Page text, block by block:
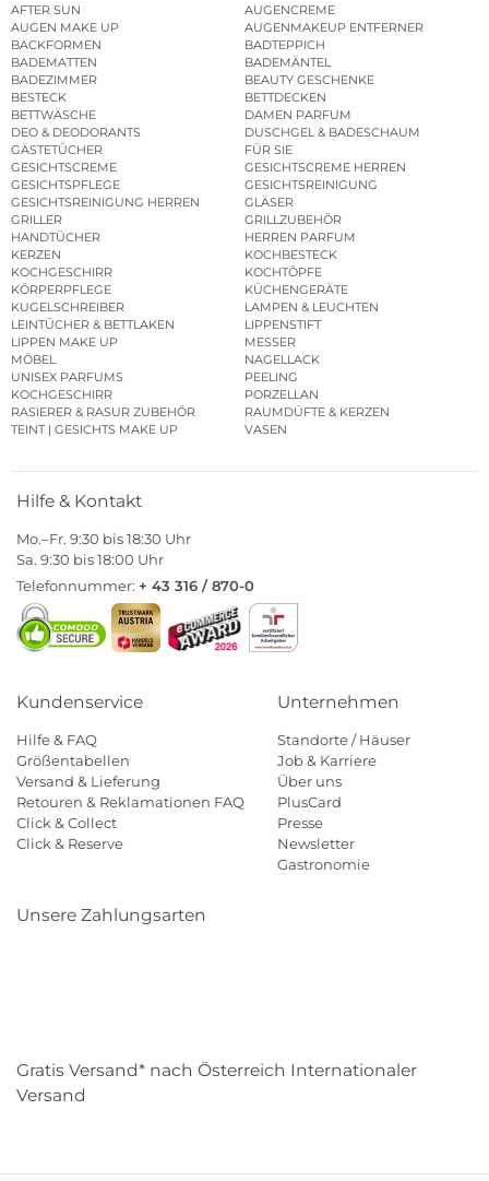
AFTER SUN
AUGENCREME
AUGEN MAKE UP
AUGENMAKEUP ENTFERNER
BACKFORMEN
BADTEPPICH
BADEMATTEN
BADEMÄNTEL
BADEZIMMER
BEAUTY GESCHENKE
BESTECK
BETTDECKEN
BETTWÄSCHE
DAMEN PARFUM
DEO & DEODORANTS
DUSCHGEL & BADESCHAUM
GÄSTETÜCHER
FÜR SIE
GESICHTSCREME
GESICHTSCREME HERREN
GESICHTSPFLEGE
GESICHTSREINIGUNG
GESICHTSREINIGUNG HERREN
GLÄSER
GRILLER
GRILLZUBEHÖR
HANDTÜCHER
HERREN PARFUM
KERZEN
KOCHBESTECK
KOCHGESCHIRR
KOCHTÖPFE
KÖRPERPFLEGE
KÜCHENGERÄTE
KUGELSCHREIBER
LAMPEN & LEUCHTEN
LEINTÜCHER & BETTLAKEN
LIPPENSTIFT
LIPPEN MAKE UP
MESSER
MÖBEL
NAGELLACK
UNISEX PARFUMS
PEELING
KOCHGESCHIRR
PORZELLAN
RASIERER & RASUR ZUBEHÖR
RAUMDÜFTE & KERZEN
TEINT | GESICHTS MAKE UP
VASEN
Hilfe & Kontakt
Mo.–Fr. 9:30 bis 18:30 Uhr
Sa. 9:30 bis 18:00 Uhr
Telefonnummer: + 43 316 / 870-0
Kundenservice
Hilfe & FAQ
Größentabellen
Versand & Lieferung
Retouren & Reklamationen FAQ
Click & Collect
Click & Reserve
Unternehmen
Standorte / Häuser
Job & Karriere
Über uns
PlusCard
Presse
Newsletter
Gastronomie
Unsere Zahlungsarten
Gratis Versand* nach Österreich Internationaler
Versand